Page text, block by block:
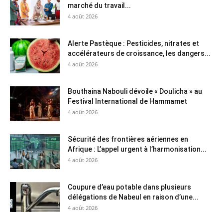
marché du travail...
4 août 2026
Alerte Pastèque : Pesticides, nitrates et
accélérateurs de croissance, les dangers...
4 août 2026
Bouthaina Nabouli dévoile « Doulicha » au
Festival International de Hammamet
4 août 2026
Sécurité des frontières aériennes en
Afrique : L’appel urgent à l’harmonisation...
4 août 2026
Coupure d’eau potable dans plusieurs
délégations de Nabeul en raison d’une...
4 août 2026